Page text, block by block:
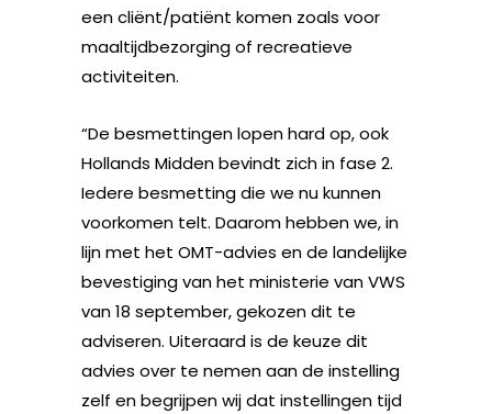
een cliënt/patiënt komen zoals voor
maaltijdbezorging of recreatieve
activiteiten.
“De besmettingen lopen hard op, ook
Hollands Midden bevindt zich in fase 2.
Iedere besmetting die we nu kunnen
voorkomen telt. Daarom hebben we, in
lijn met het OMT-advies en de landelijke
bevestiging van het ministerie van VWS
van 18 september, gekozen dit te
adviseren. Uiteraard is de keuze dit
advies over te nemen aan de instelling
zelf en begrijpen wij dat instellingen tijd